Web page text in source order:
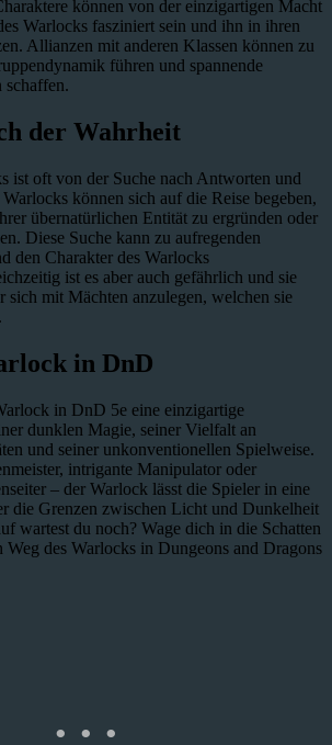
können von der einzigartigen Macht
Warlocks fasziniert sein und ihn in ihren
Allianzen mit anderen Klassen können zu
führen und spannende
schaffen.
der Wahrheit
ist oft von der Suche nach Antworten und
können sich auf die Reise begeben,
übernatürlichen Entität zu ergründen oder
Diese Suche kann zu aufregenden
den Charakter des Warlocks
ist es aber auch gefährlich und sie
sich mit Mächten anzulegen, welchen sie
in DnD
in DnD 5e eine einzigartige
dunklen Magie, seiner Vielfalt an
und seiner unkonventionellen Spielweise.
intrigante Manipulator oder
– der Warlock lässt die Spieler in eine
die Grenzen zwischen Licht und Dunkelheit
wartest du noch? Wage dich in die Schatten
Weg des Warlocks in Dungeons and Dragons